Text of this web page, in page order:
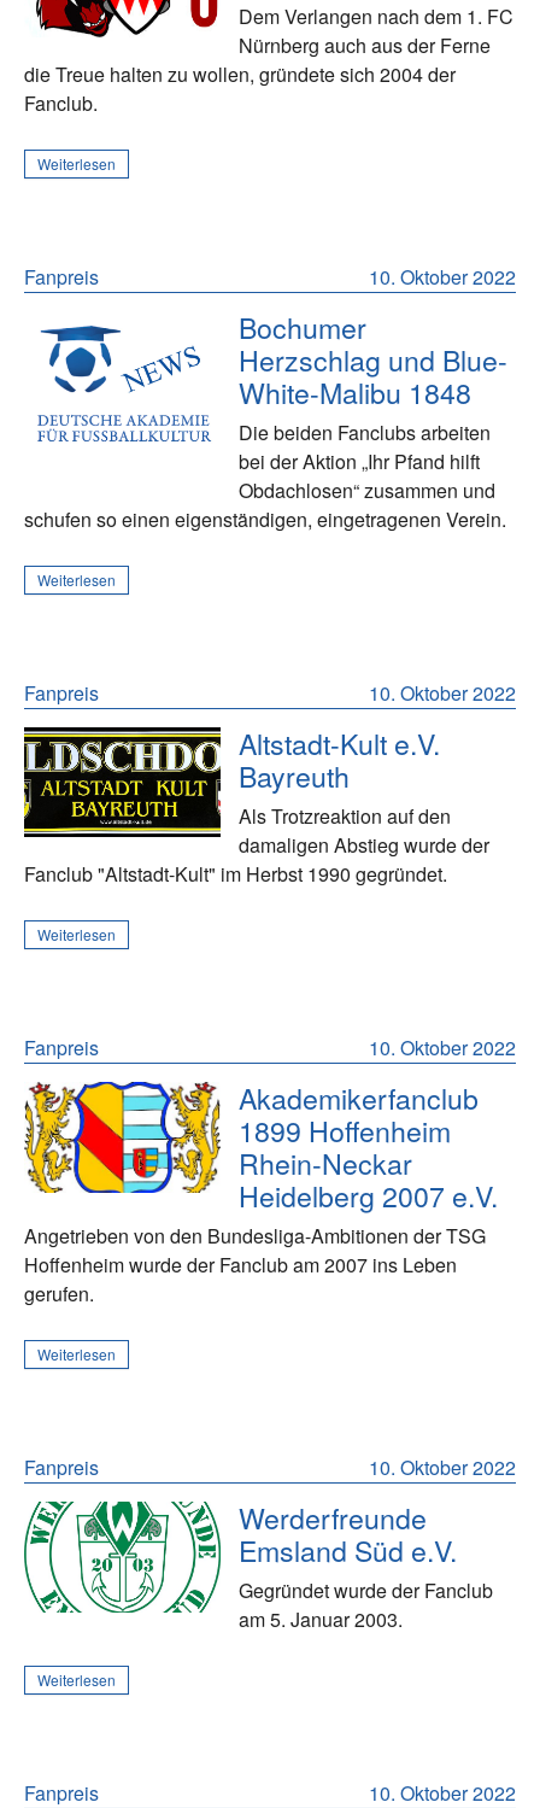
Dem Verlangen nach dem 1. FC
Nürnberg auch aus der Ferne
die Treue halten zu wollen, gründete sich 2004 der
Fanclub.
Weiterlesen
10. Oktober 2022
Fanpreis
Bochumer
Herzschlag und Blue-
White-Malibu 1848
Die beiden Fanclubs arbeiten
bei der Aktion „Ihr Pfand hilft
Obdachlosen“ zusammen und
schufen so einen eigenständigen, eingetragenen Verein.
Weiterlesen
10. Oktober 2022
Fanpreis
Altstadt-Kult e.V.
Bayreuth
Als Trotzreaktion auf den
damaligen Abstieg wurde der
Fanclub "Altstadt-Kult" im Herbst 1990 gegründet.
Weiterlesen
10. Oktober 2022
Fanpreis
Akademikerfanclub
1899 Hoffenheim
Rhein-Neckar
Heidelberg 2007 e.V.
Angetrieben von den Bundesliga-Ambitionen der TSG
Hoffenheim wurde der Fanclub am 2007 ins Leben
gerufen.
Weiterlesen
10. Oktober 2022
Fanpreis
Werderfreunde
Emsland Süd e.V.
Gegründet wurde der Fanclub
am 5. Januar 2003.
Weiterlesen
10. Oktober 2022
Fanpreis